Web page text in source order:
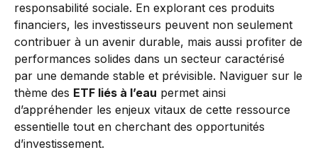
responsabilité sociale. En explorant ces produits
financiers, les investisseurs peuvent non seulement
contribuer à un avenir durable, mais aussi profiter de
performances solides dans un secteur caractérisé
par une demande stable et prévisible. Naviguer sur le
thème des ETF liés à l’eau permet ainsi
d’appréhender les enjeux vitaux de cette ressource
essentielle tout en cherchant des opportunités
d’investissement.